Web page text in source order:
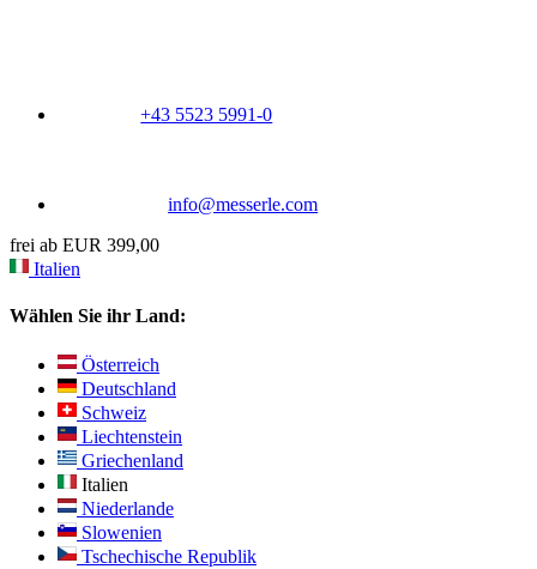
+43 5523 5991-0
info@messerle.com
frei ab EUR 399,00
Italien
Wählen Sie ihr Land:
Österreich
Deutschland
Schweiz
Liechtenstein
Griechenland
Italien
Niederlande
Slowenien
Tschechische Republik